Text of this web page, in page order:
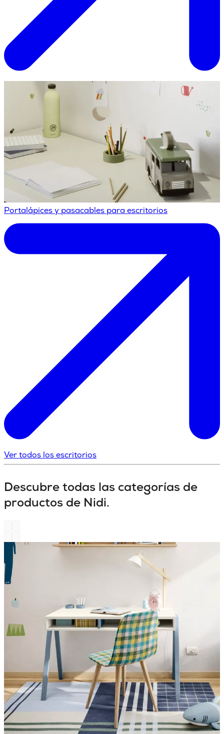
Portalápices y pasacables para escritorios
Ver todos los escritorios
Descubre todas las categorías de
productos de Nidi.